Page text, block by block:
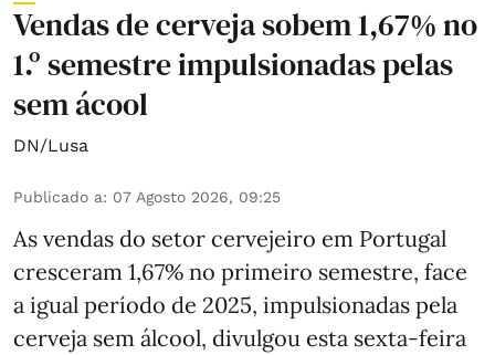
Vendas de cerveja sobem 1,67% no
1.º semestre impulsionadas pelas
sem ácool
DN/Lusa
Publicado a: 07 Agosto 2026, 09:25
As vendas do setor cervejeiro em Portugal
cresceram 1,67% no primeiro semestre, face
a igual período de 2025, impulsionadas pela
cerveja sem álcool, divulgou esta sexta-feira